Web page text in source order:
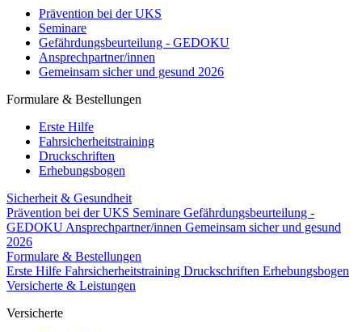
Prävention bei der UKS
Seminare
Gefährdungsbeurteilung - GEDOKU
Ansprechpartner/innen
Gemeinsam sicher und gesund 2026
Formulare & Bestellungen
Erste Hilfe
Fahrsicherheitstraining
Druckschriften
Erhebungsbogen
Sicherheit & Gesundheit
Prävention bei der UKS Seminare Gefährdungsbeurteilung -
GEDOKU Ansprechpartner/innen Gemeinsam sicher und gesund
2026
Formulare & Bestellungen
Erste Hilfe Fahrsicherheitstraining Druckschriften Erhebungsbogen
Versicherte & Leistungen
Versicherte